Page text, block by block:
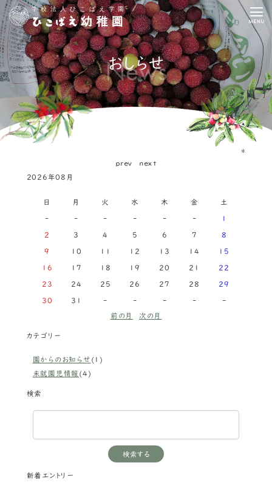
おしらせ
News
＊
ｐｒｅｖ ｎｅｘｔ
2026年08月
日 月 火 水 木 金 土
- - - - - - 1
2 3 4 5 6 7 8
9 10 11 12 13 14 15
16 17 18 19 20 21 22
23 24 25 26 27 28 29
30 31 - - - - -
前の月 次の月
カテゴリー
園からのお知らせ (1)
未就園児情報 (4)
検索
新着エントリー